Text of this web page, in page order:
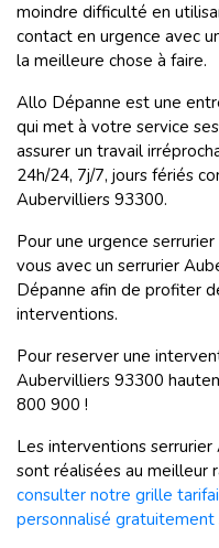
moindre difficulté en
contact en urgence avec
la meilleure chose à faire.
Allo Dépanne est une
qui met à votre service
assurer un travail
24h/24, 7j/7, jours fériés
Aubervilliers 93300.
Pour une urgence
vous avec un serrurier
Dépanne afin de profiter
interventions.
Pour reserver une
Aubervilliers 93300
800 900 !
Les interventions
sont réalisées au meilleur
consulter notre grille
personnalisé gratuitement